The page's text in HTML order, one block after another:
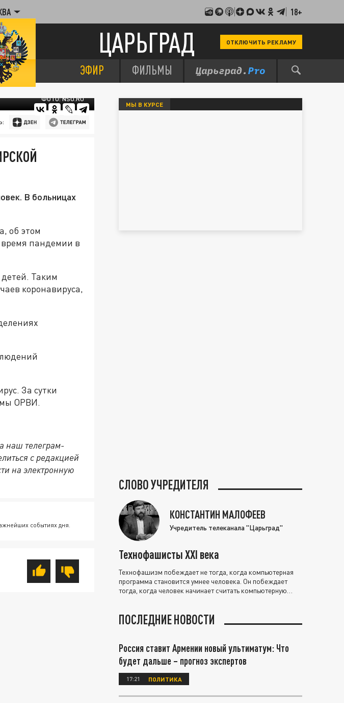
18+
ЦАРЬГРАД ОТКЛЮЧИТЬ РЕКЛАМУ
ЭФИР ФИЛЬМЫ
ФОТО: NSO.RU
В больницах
об этом
время пандемии в
детей. Таким
коронавируса,
За сутки
ОРВИ.
наш телеграм-
с редакцией
на электронную
событиях дня.
МЫ В КУРСЕ
СЛОВО УЧРЕДИТЕЛЯ
КОНСТАНТИН МАЛОФЕЕВ
Учредитель телеканала "Царьград"
Технофашисты XXI века
Технофашизм побеждает не тогда, когда компьютерная
программа становится умнее человека. Он побеждает
тогда, когда человек начинает считать компьютерную
ПОСЛЕДНИЕ НОВОСТИ
Россия ставит Армении новый ультиматум: Что
будет дальше – прогноз экспертов
17:21 ПОЛИТИКА